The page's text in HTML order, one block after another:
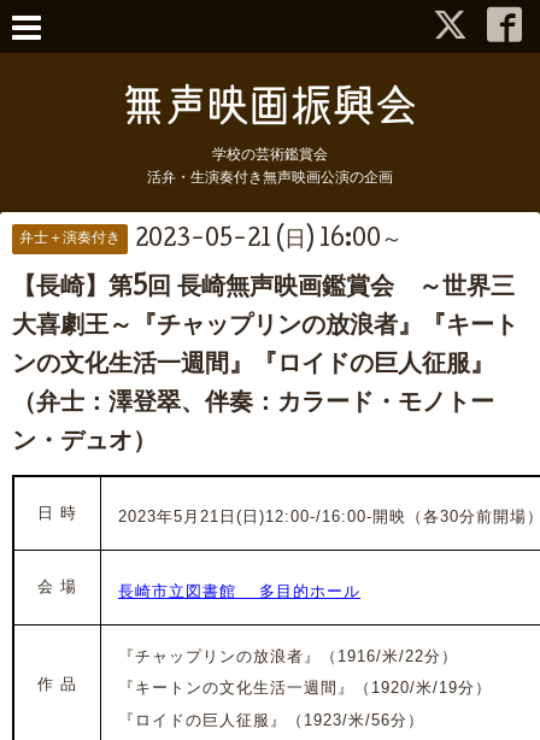
学校の芸術鑑賞会
活弁・生演奏付き無声映画公演の企画
弁士＋演奏付き 2023-05-21 (日) 16:00～
【長崎】第5回 長崎無声映画鑑賞会 ～世界三
大喜劇王～『チャップリンの放浪者』『キート
ンの文化生活一週間』『ロイドの巨人征服』
（弁士：澤登翠、伴奏：カラード・モノトー
ン・デュオ）
日 時 2023年5月21日(日)12:00-/16:00-開映（各30分前開場
会 場 長崎市立図書館 多目的ホール
作 品
『チャップリンの放浪者』（1916/米/22分）
『キートンの文化生活一週間』（1920/米/19分）
『ロイドの巨人征服』（1923/米/56分）